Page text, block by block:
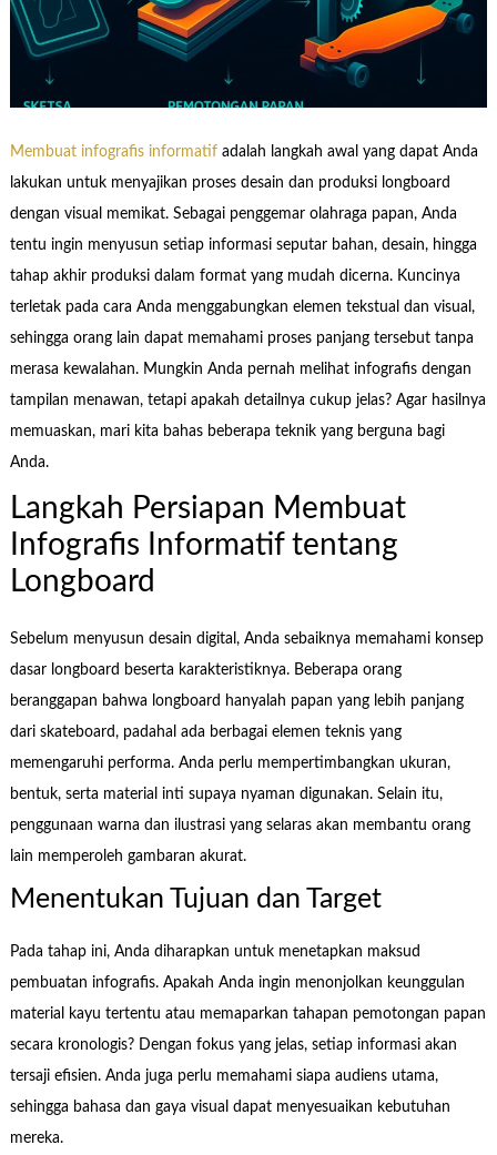
Membuat infografis informatifadalah langkah awal yang dapat Anda
lakukan untuk menyajikan proses desain dan produksi longboard
dengan visual memikat. Sebagai penggemar olahraga papan, Anda
tentu ingin menyusun setiap informasi seputar bahan, desain, hingga
tahap akhir produksi dalam format yang mudah dicerna. Kuncinya
terletak pada cara Anda menggabungkan elemen tekstual dan visual,
sehingga orang lain dapat memahami proses panjang tersebut tanpa
merasa kewalahan. Mungkin Anda pernah melihat infografis dengan
tampilan menawan, tetapi apakah detailnya cukup jelas? Agar hasilnya
memuaskan, mari kita bahas beberapa teknik yang berguna bagi
Anda.
Langkah Persiapan Membuat
Infografis Informatif tentang
Longboard
Sebelum menyusun desain digital, Anda sebaiknya memahami konsep
dasar longboard beserta karakteristiknya. Beberapa orang
beranggapan bahwa longboard hanyalah papan yang lebih panjang
dari skateboard, padahal ada berbagai elemen teknis yang
memengaruhi performa. Anda perlu mempertimbangkan ukuran,
bentuk, serta material inti supaya nyaman digunakan. Selain itu,
penggunaan warna dan ilustrasi yang selaras akan membantu orang
lain memperoleh gambaran akurat.
Menentukan Tujuan dan Target
Pada tahap ini, Anda diharapkan untuk menetapkan maksud
pembuatan infografis. Apakah Anda ingin menonjolkan keunggulan
material kayu tertentu atau memaparkan tahapan pemotongan papan
secara kronologis? Dengan fokus yang jelas, setiap informasi akan
tersaji efisien. Anda juga perlu memahami siapa audiens utama,
sehingga bahasa dan gaya visual dapat menyesuaikan kebutuhan
mereka.